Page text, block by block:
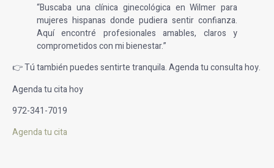
“Buscaba una clínica ginecológica en Wilmer para
mujeres hispanas donde pudiera sentir confianza.
Aquí encontré profesionales amables, claros y
comprometidos con mi bienestar.”
👉 Tú también puedes sentirte tranquila. Agenda tu consulta hoy.
Agenda tu cita hoy
972-341-7019
Agenda tu cita